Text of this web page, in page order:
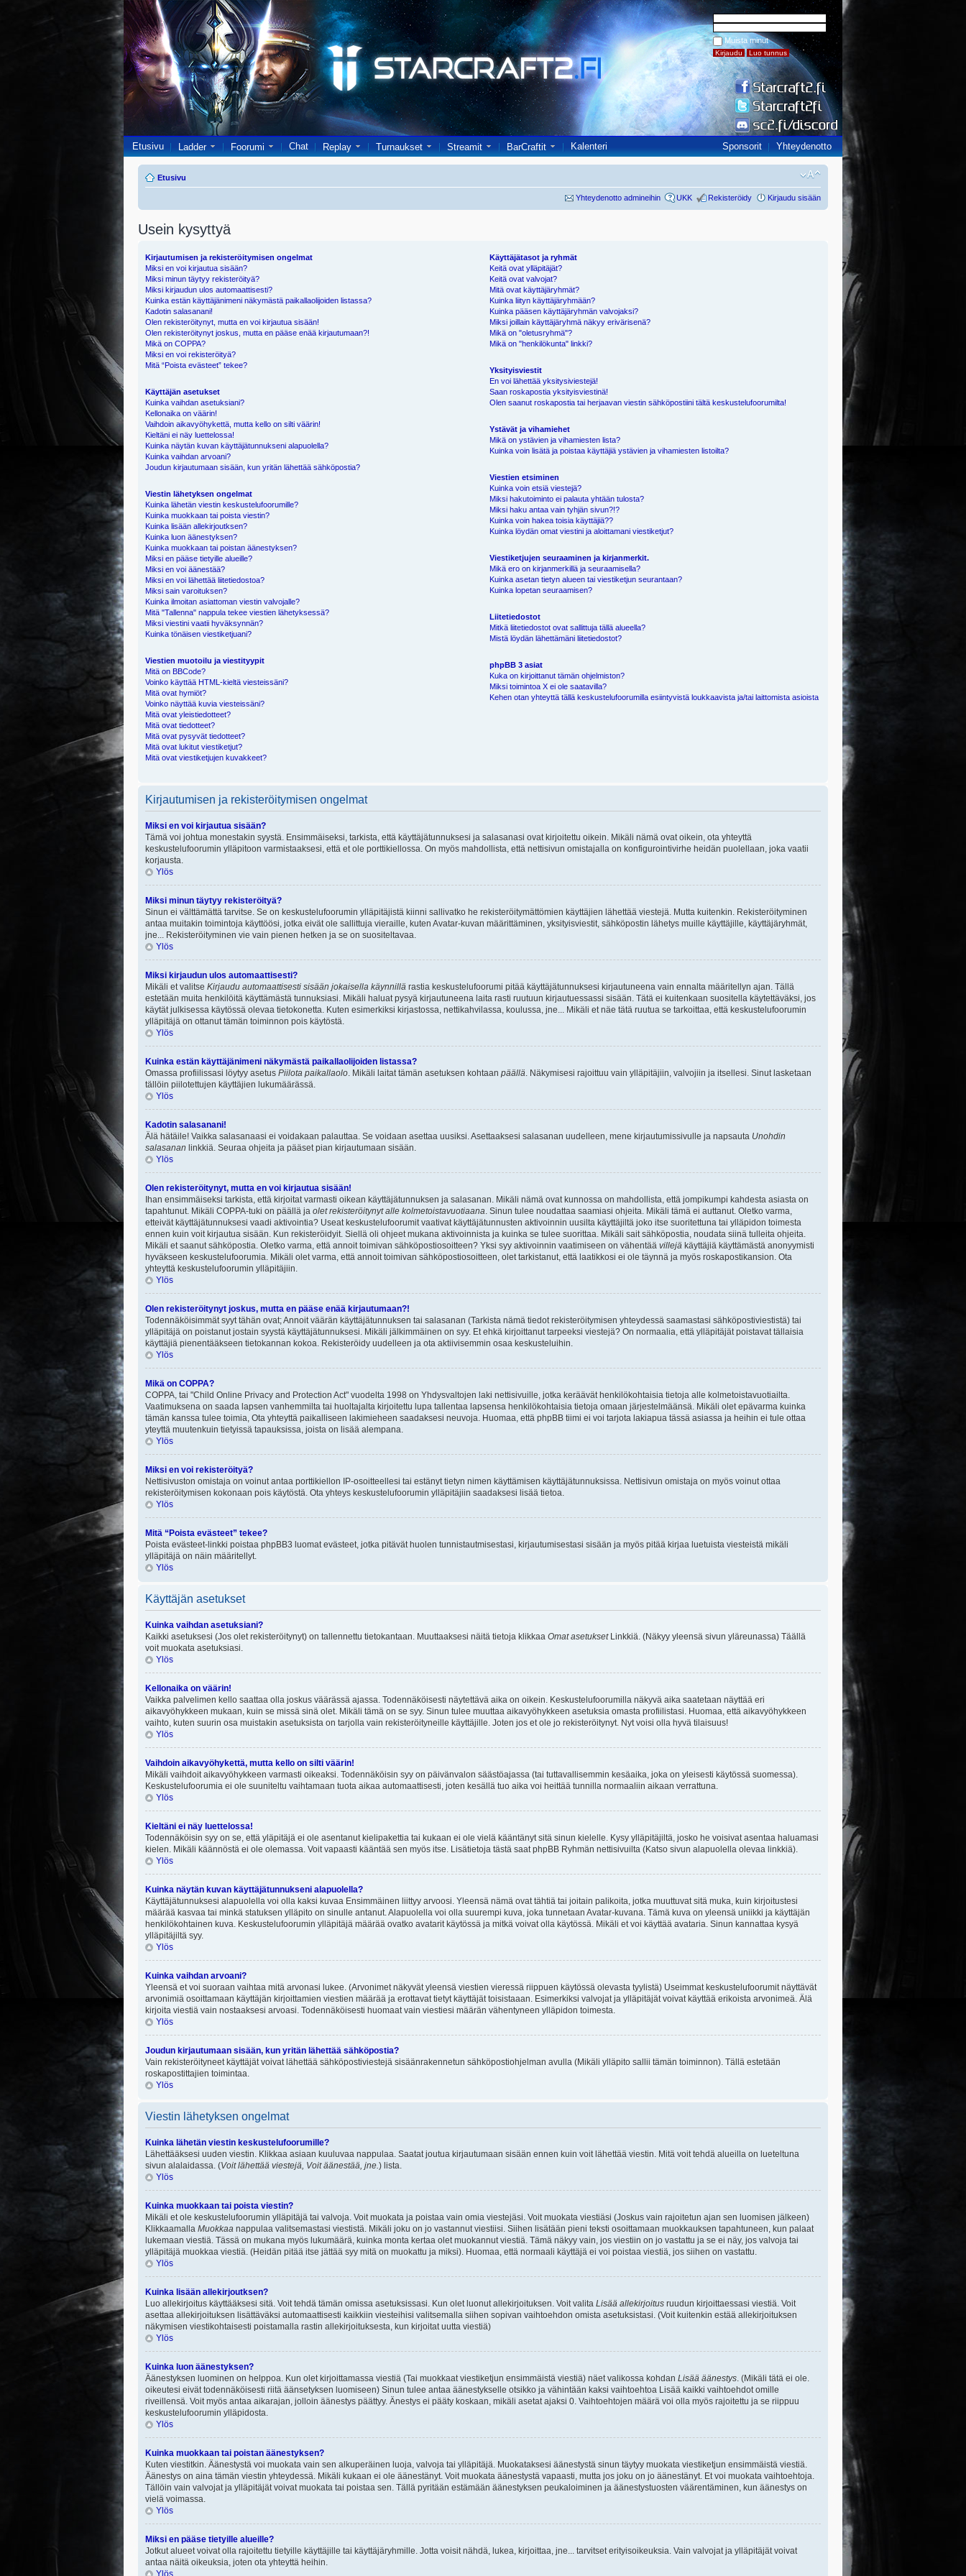
Muista minut
Etusivu Ladder Foorumi Chat Replay Turnaukset Streamit BarCraftit Kalenteri Sponsorit Yhteydenotto
Etusivu
Yhteydenotto admineihin UKK Rekisteröidy Kirjaudu sisään
Usein kysyttyä
Kirjautumisen ja rekisteröitymisen ongelmat
Miksi en voi kirjautua sisään?
Miksi minun täytyy rekisteröityä?
Miksi kirjaudun ulos automaattisesti?
Kuinka estän käyttäjänimeni näkymästä paikallaolijoiden listassa?
Kadotin salasanani!
Olen rekisteröitynyt, mutta en voi kirjautua sisään!
Olen rekisteröitynyt joskus, mutta en pääse enää kirjautumaan?!
Mikä on COPPA?
Miksi en voi rekisteröityä?
Mitä “Poista evästeet” tekee?
Käyttäjän asetukset
Kuinka vaihdan asetuksiani?
Kellonaika on väärin!
Vaihdoin aikavyöhykettä, mutta kello on silti väärin!
Kieltäni ei näy luettelossa!
Kuinka näytän kuvan käyttäjätunnukseni alapuolella?
Kuinka vaihdan arvoani?
Joudun kirjautumaan sisään, kun yritän lähettää sähköpostia?
Viestin lähetyksen ongelmat
Kuinka lähetän viestin keskustelufoorumille?
Kuinka muokkaan tai poista viestin?
Kuinka lisään allekirjoutksen?
Kuinka luon äänestyksen?
Kuinka muokkaan tai poistan äänestyksen?
Miksi en pääse tietyille alueille?
Miksi en voi äänestää?
Miksi en voi lähettää liitetiedostoa?
Miksi sain varoituksen?
Kuinka ilmoitan asiattoman viestin valvojalle?
Mitä "Tallenna" nappula tekee viestien lähetyksessä?
Miksi viestini vaatii hyväksynnän?
Kuinka tönäisen viestiketjuani?
Viestien muotoilu ja viestityypit
Mitä on BBCode?
Voinko käyttää HTML-kieltä viesteissäni?
Mitä ovat hymiöt?
Voinko näyttää kuvia viesteissäni?
Mitä ovat yleistiedotteet?
Mitä ovat tiedotteet?
Mitä ovat pysyvät tiedotteet?
Mitä ovat lukitut viestiketjut?
Mitä ovat viestiketjujen kuvakkeet?
Käyttäjätasot ja ryhmät
Keitä ovat ylläpitäjät?
Keitä ovat valvojat?
Mitä ovat käyttäjäryhmät?
Kuinka liityn käyttäjäryhmään?
Kuinka pääsen käyttäjäryhmän valvojaksi?
Miksi joillain käyttäjäryhmä näkyy erivärisenä?
Mikä on "oletusryhmä"?
Mikä on "henkilökunta" linkki?
Yksityisviestit
En voi lähettää yksitysiviestejä!
Saan roskapostia yksityisviestinä!
Olen saanut roskapostia tai herjaavan viestin sähköpostiini tältä keskustelufoorumilta!
Ystävät ja vihamiehet
Mikä on ystävien ja vihamiesten lista?
Kuinka voin lisätä ja poistaa käyttäjiä ystävien ja vihamiesten listoilta?
Viestien etsiminen
Kuinka voin etsiä viestejä?
Miksi hakutoiminto ei palauta yhtään tulosta?
Miksi haku antaa vain tyhjän sivun?!?
Kuinka voin hakea toisia käyttäjiä??
Kuinka löydän omat viestini ja aloittamani viestiketjut?
Viestiketjujen seuraaminen ja kirjanmerkit.
Mikä ero on kirjanmerkillä ja seuraamisella?
Kuinka asetan tietyn alueen tai viestiketjun seurantaan?
Kuinka lopetan seuraamisen?
Liitetiedostot
Mitkä liitetiedostot ovat sallittuja tällä alueella?
Mistä löydän lähettämäni liitetiedostot?
phpBB 3 asiat
Kuka on kirjoittanut tämän ohjelmiston?
Miksi toimintoa X ei ole saatavilla?
Kehen otan yhteyttä tällä keskustelufoorumilla esiintyvistä loukkaavista ja/tai laittomista asioista
Kirjautumisen ja rekisteröitymisen ongelmat
Miksi en voi kirjautua sisään?
Tämä voi johtua monestakin syystä. Ensimmäiseksi, tarkista, että käyttäjätunnuksesi ja salasanasi ovat kirjoitettu oikein. Mikäli nämä ovat oikein, ota yhteyttä
keskustelufoorumin ylläpitoon varmistaaksesi, että et ole porttikiellossa. On myös mahdollista, että nettisivun omistajalla on konfigurointivirhe heidän puolellaan, joka vaatii
korjausta.
Ylös
Miksi minun täytyy rekisteröityä?
Sinun ei välttämättä tarvitse. Se on keskustelufoorumin ylläpitäjistä kiinni sallivatko he rekisteröitymättömien käyttäjien lähettää viestejä. Mutta kuitenkin. Rekisteröityminen
antaa muitakin toimintoja käyttöösi, jotka eivät ole sallittuja vieraille, kuten Avatar-kuvan määrittäminen, yksityisviestit, sähköpostin lähetys muille käyttäjille, käyttäjäryhmät,
jne... Rekisteröityminen vie vain pienen hetken ja se on suositeltavaa.
Ylös
Miksi kirjaudun ulos automaattisesti?
Mikäli et valitse Kirjaudu automaattisesti sisään jokaisella käynnillä rastia keskustelufoorumi pitää käyttäjätunnuksesi kirjautuneena vain ennalta määritellyn ajan. Tällä
estetään muita henkilöitä käyttämästä tunnuksiasi. Mikäli haluat pysyä kirjautuneena laita rasti ruutuun kirjautuessassi sisään. Tätä ei kuitenkaan suositella käytettäväksi, jos
käytät julkisessa käytössä olevaa tietokonetta. Kuten esimerkiksi kirjastossa, nettikahvilassa, koulussa, jne... Mikäli et näe tätä ruutua se tarkoittaa, että keskustelufoorumin
ylläpitäjä on ottanut tämän toiminnon pois käytöstä.
Ylös
Kuinka estän käyttäjänimeni näkymästä paikallaolijoiden listassa?
Omassa profiilissasi löytyy asetus Piilota paikallaolo. Mikäli laitat tämän asetuksen kohtaan päällä. Näkymisesi rajoittuu vain ylläpitäjiin, valvojiin ja itsellesi. Sinut lasketaan
tällöin piilotettujen käyttäjien lukumäärässä.
Ylös
Kadotin salasanani!
Älä hätäile! Vaikka salasanaasi ei voidakaan palauttaa. Se voidaan asettaa uusiksi. Asettaaksesi salasanan uudelleen, mene kirjautumissivulle ja napsauta Unohdin
salasanan linkkiä. Seuraa ohjeita ja pääset pian kirjautumaan sisään.
Ylös
Olen rekisteröitynyt, mutta en voi kirjautua sisään!
Ihan ensimmäiseksi tarkista, että kirjoitat varmasti oikean käyttäjätunnuksen ja salasanan. Mikäli nämä ovat kunnossa on mahdollista, että jompikumpi kahdesta asiasta on
tapahtunut. Mikäli COPPA-tuki on päällä ja olet rekisteröitynyt alle kolmetoistavuotiaana. Sinun tulee noudattaa saamiasi ohjeita. Mikäli tämä ei auttanut. Oletko varma,
etteivät käyttäjätunnuksesi vaadi aktivointia? Useat keskustelufoorumit vaativat käyttäjätunnusten aktivoinnin uusilta käyttäjiltä joko itse suoritettuna tai ylläpidon toimesta
ennen kuin voit kirjautua sisään. Kun rekisteröidyit. Siellä oli ohjeet mukana aktivoinnista ja kuinka se tulee suorittaa. Mikäli sait sähköpostia, noudata siinä tulleita ohjeita.
Mikäli et saanut sähköpostia. Oletko varma, että annoit toimivan sähköpostiosoitteen? Yksi syy aktivoinnin vaatimiseen on vähentää villejä käyttäjiä käyttämästä anonyymisti
hyväkseen keskustelufoorumia. Mikäli olet varma, että annoit toimivan sähköpostiosoitteen, olet tarkistanut, että laatikkosi ei ole täynnä ja myös roskapostikansion. Ota
yhteyttä keskustelufoorumin ylläpitäjiin.
Ylös
Olen rekisteröitynyt joskus, mutta en pääse enää kirjautumaan?!
Todennäköisimmät syyt tähän ovat; Annoit väärän käyttäjätunnuksen tai salasanan (Tarkista nämä tiedot rekisteröitymisen yhteydessä saamastasi sähköpostiviestistä) tai
ylläpitäjä on poistanut jostain syystä käyttäjätunnuksesi. Mikäli jälkimmäinen on syy. Et ehkä kirjoittanut tarpeeksi viestejä? On normaalia, että ylläpitäjät poistavat tällaisia
käyttäjiä pienentääkseen tietokannan kokoa. Rekisteröidy uudelleen ja ota aktiivisemmin osaa keskusteluihin.
Ylös
Mikä on COPPA?
COPPA, tai "Child Online Privacy and Protection Act" vuodelta 1998 on Yhdysvaltojen laki nettisivuille, jotka keräävät henkilökohtaisia tietoja alle kolmetoistavuotiailta.
Vaatimuksena on saada lapsen vanhemmilta tai huoltajalta kirjoitettu lupa tallentaa lapsensa henkilökohtaisia tietoja omaan järjestelmäänsä. Mikäli olet epävarma kuinka
tämän kanssa tulee toimia, Ota yhteyttä paikalliseen lakimieheen saadaksesi neuvoja. Huomaa, että phpBB tiimi ei voi tarjota lakiapua tässä asiassa ja heihin ei tule ottaa
yteyttä muutenkuin tietyissä tapauksissa, joista on lisää alempana.
Ylös
Miksi en voi rekisteröityä?
Nettisivuston omistaja on voinut antaa porttikiellon IP-osoitteellesi tai estänyt tietyn nimen käyttämisen käyttäjätunnuksissa. Nettisivun omistaja on myös voinut ottaa
rekisteröitymisen kokonaan pois käytöstä. Ota yhteys keskustelufoorumin ylläpitäjiin saadaksesi lisää tietoa.
Ylös
Mitä “Poista evästeet” tekee?
Poista evästeet-linkki poistaa phpBB3 luomat evästeet, jotka pitävät huolen tunnistautmisestasi, kirjautumisestasi sisään ja myös pitää kirjaa luetuista viesteistä mikäli
ylläpitäjä on näin määritellyt.
Ylös
Käyttäjän asetukset
Kuinka vaihdan asetuksiani?
Kaikki asetuksesi (Jos olet rekisteröitynyt) on tallennettu tietokantaan. Muuttaaksesi näitä tietoja klikkaa Omat asetuksetLinkkiä. (Näkyy yleensä sivun yläreunassa) Täällä
voit muokata asetuksiasi.
Ylös
Kellonaika on väärin!
Vaikka palvelimen kello saattaa olla joskus väärässä ajassa. Todennäköisesti näytettävä aika on oikein. Keskustelufoorumilla näkyvä aika saatetaan näyttää eri
aikavyöhykkeen mukaan, kuin se missä sinä olet. Mikäli tämä on se syy. Sinun tulee muuttaa aikavyöhykkeen asetuksia omasta profiilistasi. Huomaa, että aikavyöhykkeen
vaihto, kuten suurin osa muistakin asetuksista on tarjolla vain rekisteröityneille käyttäjille. Joten jos et ole jo rekisteröitynyt. Nyt voisi olla hyvä tilaisuus!
Ylös
Vaihdoin aikavyöhykettä, mutta kello on silti väärin!
Mikäli vaihdoit aikavyöhykkeen varmasti oikeaksi. Todennäköisin syy on päivänvalon säästöajassa (tai tuttavallisemmin kesäaika, joka on yleisesti käytössä suomessa).
Keskustelufoorumia ei ole suuniteltu vaihtamaan tuota aikaa automaattisesti, joten kesällä tuo aika voi heittää tunnilla normaaliin aikaan verrattuna.
Ylös
Kieltäni ei näy luettelossa!
Todennäköisin syy on se, että yläpitäjä ei ole asentanut kielipakettia tai kukaan ei ole vielä kääntänyt sitä sinun kielelle. Kysy ylläpitäjiltä, josko he voisivat asentaa haluamasi
kielen. Mikäli käännöstä ei ole olemassa. Voit vapaasti kääntää sen myös itse. Lisätietoja tästä saat phpBB Ryhmän nettisivuilta (Katso sivun alapuolella olevaa linkkiä).
Ylös
Kuinka näytän kuvan käyttäjätunnukseni alapuolella?
Käyttäjätunnuksesi alapuolella voi olla kaksi kuvaa Ensimmäinen liittyy arvoosi. Yleensä nämä ovat tähtiä tai joitain palikoita, jotka muuttuvat sitä muka, kuin kirjoitustesi
määrää kasvaa tai minkä statuksen ylläpito on sinulle antanut. Alapuolella voi olla suurempi kuva, joka tunnetaan Avatar-kuvana. Tämä kuva on yleensä uniikki ja käyttäjän
henkilökohtainen kuva. Keskustelufoorumin ylläpitäjä määrää ovatko avatarit käytössä ja mitkä voivat olla käytössä. Mikäli et voi käyttää avataria. Sinun kannattaa kysyä
ylläpitäjiltä syy.
Ylös
Kuinka vaihdan arvoani?
Yleensä et voi suoraan vaihtaa mitä arvonasi lukee. (Arvonimet näkyvät yleensä viestien vieressä riippuen käytössä olevasta tyylistä) Useimmat keskustelufoorumit näyttävät
arvonimiä osoittamaan käyttäjän kirjoittamien viestien määrää ja erottavat tietyt käyttäjät toisistaaan. Esimerkiksi valvojat ja ylläpitäjät voivat käyttää erikoista arvonimeä. Älä
kirjoita viestiä vain nostaaksesi arvoasi. Todennäköisesti huomaat vain viestiesi määrän vähentyneen ylläpidon toimesta.
Ylös
Joudun kirjautumaan sisään, kun yritän lähettää sähköpostia?
Vain rekisteröityneet käyttäjät voivat lähettää sähköpostiviestejä sisäänrakennetun sähköpostiohjelman avulla (Mikäli ylläpito sallii tämän toiminnon). Tällä estetään
roskapostittajien toimintaa.
Ylös
Viestin lähetyksen ongelmat
Kuinka lähetän viestin keskustelufoorumille?
Lähettääksesi uuden viestin. Klikkaa asiaan kuuluvaa nappulaa. Saatat joutua kirjautumaan sisään ennen kuin voit lähettää viestin. Mitä voit tehdä alueilla on lueteltuna
sivun alalaidassa. (Voit lähettää viestejä, Voit äänestää, jne.) lista.
Ylös
Kuinka muokkaan tai poista viestin?
Mikäli et ole keskustelufoorumin ylläpitäjä tai valvoja. Voit muokata ja poistaa vain omia viestejäsi. Voit muokata viestiäsi (Joskus vain rajoitetun ajan sen luomisen jälkeen)
Klikkaamalla Muokkaa nappulaa valitsemastasi viestistä. Mikäli joku on jo vastannut viestiisi. Siihen lisätään pieni teksti osoittamaan muokkauksen tapahtuneen, kun palaat
lukemaan viestiä. Tässä on mukana myös lukumäärä, kuinka monta kertaa olet muokannut viestiä. Tämä näkyy vain, jos viestiin on jo vastattu ja se ei näy, jos valvoja tai
ylläpitäjä muokkaa viestiä. (Heidän pitää itse jättää syy mitä on muokattu ja miksi). Huomaa, että normaali käyttäjä ei voi poistaa viestiä, jos siihen on vastattu.
Ylös
Kuinka lisään allekirjoutksen?
Luo allekirjoitus käyttääksesi sitä. Voit tehdä tämän omissa asetuksissasi. Kun olet luonut allekirjoituksen. Voit valita Lisää allekirjoitus ruudun kirjoittaessasi viestiä. Voit
asettaa allekirjoituksen lisättäväksi automaattisesti kaikkiin viesteihisi valitsemalla siihen sopivan vaihtoehdon omista asetuksistasi. (Voit kuitenkin estää allekirjoituksen
näkymisen viestikohtaisesti poistamalla rastin allekirjoituksesta, kun kirjoitat uutta viestiä)
Ylös
Kuinka luon äänestyksen?
Äänestyksen luominen on helppoa. Kun olet kirjoittamassa viestiä (Tai muokkaat viestiketjun ensimmäistä viestiä) näet valikossa kohdan Lisää äänestys. (Mikäli tätä ei ole.
oikeutesi eivät todennäköisesti riitä äänsetyksen luomiseen) Sinun tulee antaa äänestykselle otsikko ja vähintään kaksi vaihtoehtoa Lisää kaikki vaihtoehdot omille
riveillensä. Voit myös antaa aikarajan, jolloin äänestys päättyy. Änestys ei pääty koskaan, mikäli asetat ajaksi 0. Vaihtoehtojen määrä voi olla myös rajoitettu ja se riippuu
keskustelufoorumin ylläpidosta.
Ylös
Kuinka muokkaan tai poistan äänestyksen?
Kuten viestitkin. Äänestystä voi muokata vain sen alkuperäinen luoja, valvoja tai ylläpitäjä. Muokataksesi äänestystä sinun täytyy muokata viestiketjun ensimmäistä viestiä.
Äänestys on aina tämän viestin yhteydessä. Mikäli kukaan ei ole äänestänyt. Voit muokata äänestystä vapaasti, mutta jos joku on jo äänestänyt. Et voi muokata vaihtoehtoja.
Tällöin vain valvojat ja ylläpitäjät voivat muokata tai poistaa sen. Tällä pyritään estämään äänestyksen peukaloiminen ja äänestystuosten väärentäminen, kun äänestys on
vielä voimassa.
Ylös
Miksi en pääse tietyille alueille?
Jotkut alueet voivat olla rajoitettu tietyille käyttäjille tai käyttäjäryhmille. Jotta voisit nähdä, lukea, kirjoittaa, jne... tarvitset erityisoikeuksia. Vain valvojat ja ylläpitäjät voivat
antaa näitä oikeuksia, joten ota yhteyttä heihin.
Ylös